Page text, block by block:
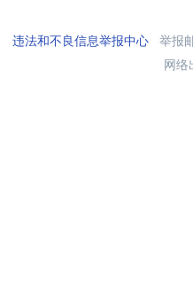
违法和不良信息举报中心举报
网